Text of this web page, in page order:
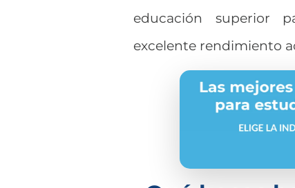
educación superior
excelente rendimiento